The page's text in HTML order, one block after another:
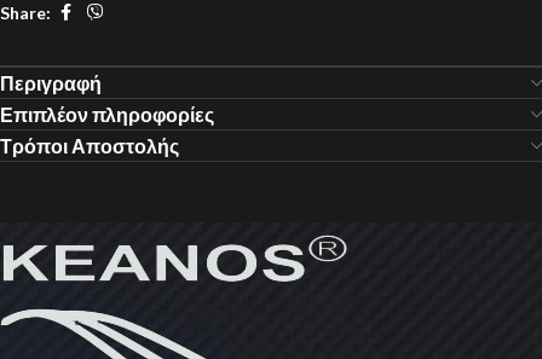
Share:
Περιγραφή
Επιπλέον πληροφορίες
Τρόποι Αποστολής